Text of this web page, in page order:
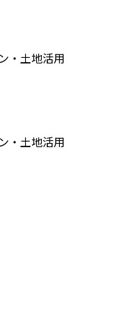
・土地活用
・土地活用